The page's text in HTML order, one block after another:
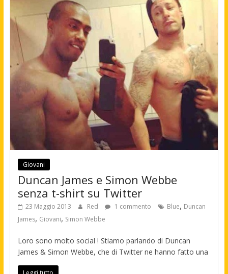
Giovani
Duncan James e Simon Webbe
senza t-shirt su Twitter
23 Maggio 2013 Red 1 commento Blue, Duncan
James, Giovani, Simon Webbe
Loro sono molto social ! Stiamo parlando di Duncan
James & Simon Webbe, che di Twitter ne hanno fatto una